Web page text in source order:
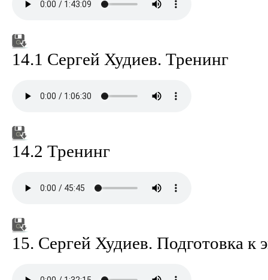
14.1 Сергей Худиев. Тренинг
14.2 Тренинг
15. Сергей Худиев. Подготовка к